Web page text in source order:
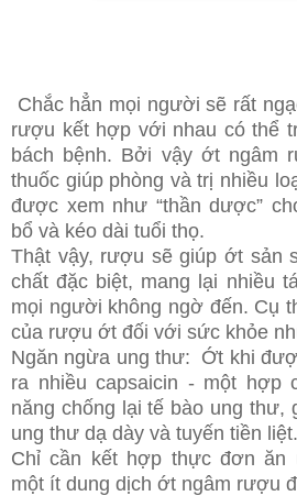
Chắc hẳn mọi người sẽ rất
rượu kết hợp với nhau có thể
bách bệnh. Bởi vậy ớt ngâm
thuốc giúp phòng và trị nhiều
được xem như “thần dược”
bổ và kéo dài tuổi thọ.
Thật vậy, rượu sẽ giúp ớt sản
chất đặc biệt, mang lại nhiều
mọi người không ngờ đến. Cụ
của rượu ớt đối với sức khỏe
Ngăn ngừa ung thư: Ớt khi
ra nhiều capsaicin - một hợp
năng chống lại tế bào ung thư,
ung thư dạ dày và tuyến tiền liệt.
Chỉ cần kết hợp thực đơn ăn
một ít dung dịch ớt ngâm rượu